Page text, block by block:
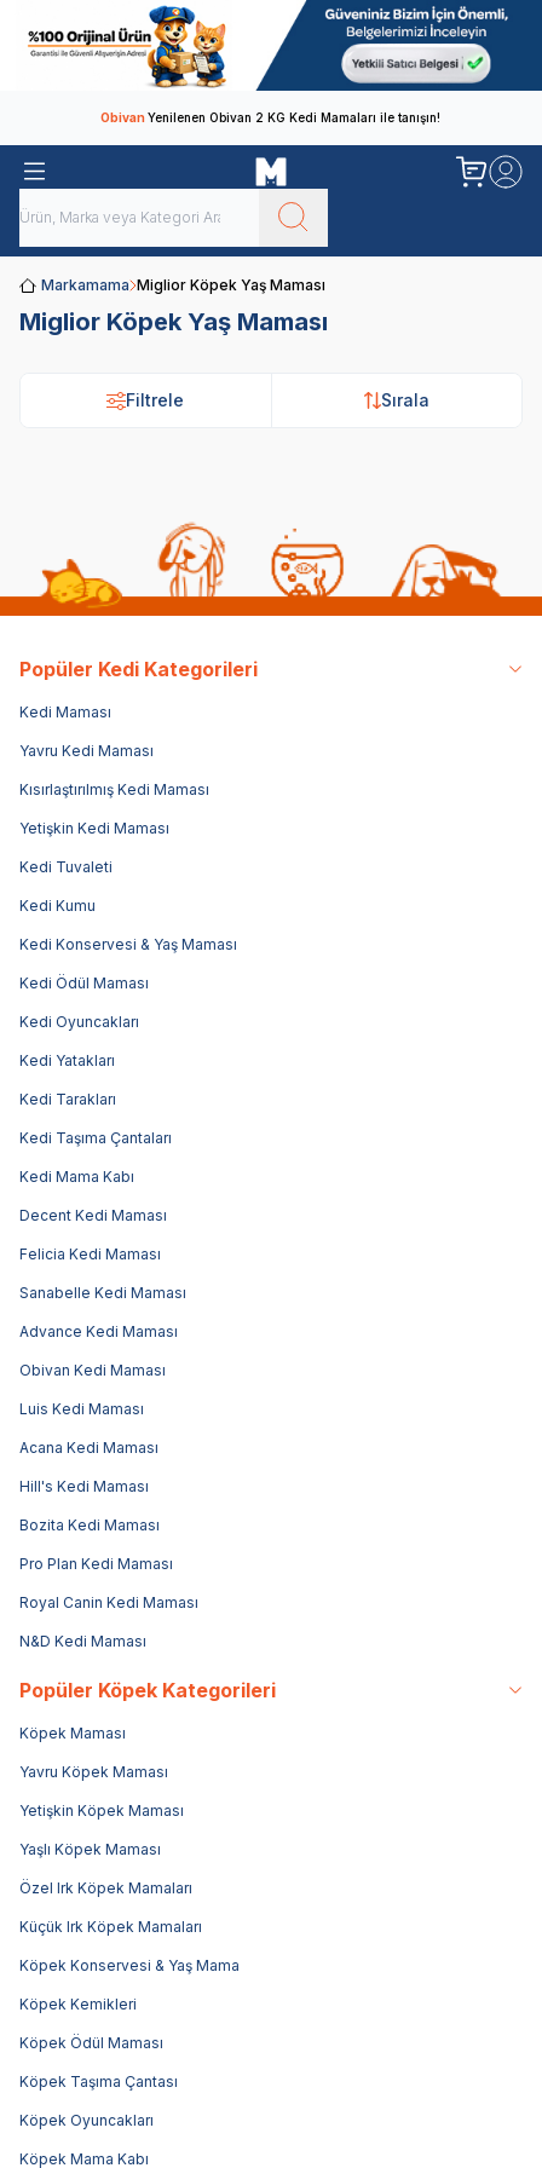
ObivanYenilenen Obivan 2 KG Kedi Mamaları ile tanışın!
Markamama Miglior Köpek Yaş Maması
Miglior Köpek Yaş Maması
Filtrele Sırala
Popüler Kedi Kategorileri
Kedi Maması
Yavru Kedi Maması
Kısırlaştırılmış Kedi Maması
Yetişkin Kedi Maması
Kedi Tuvaleti
Kedi Kumu
Kedi Konservesi & Yaş Maması
Kedi Ödül Maması
Kedi Oyuncakları
Kedi Yatakları
Kedi Tarakları
Kedi Taşıma Çantaları
Kedi Mama Kabı
Decent Kedi Maması
Felicia Kedi Maması
Sanabelle Kedi Maması
Advance Kedi Maması
Obivan Kedi Maması
Luis Kedi Maması
Acana Kedi Maması
Hill's Kedi Maması
Bozita Kedi Maması
Pro Plan Kedi Maması
Royal Canin Kedi Maması
N&D Kedi Maması
Popüler Köpek Kategorileri
Köpek Maması
Yavru Köpek Maması
Yetişkin Köpek Maması
Yaşlı Köpek Maması
Özel Irk Köpek Mamaları
Küçük Irk Köpek Mamaları
Köpek Konservesi & Yaş Mama
Köpek Kemikleri
Köpek Ödül Maması
Köpek Taşıma Çantası
Köpek Oyuncakları
Köpek Mama Kabı